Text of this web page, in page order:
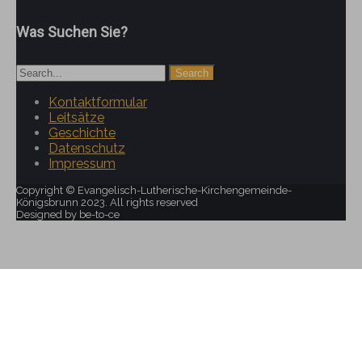
Was Suchen Sie?
Kontaktformular
Leitsätze
Geschichte
Datenschutz
Impressum
Copyright © Evangelisch-Lutherische-Kirchengemeinde-
Königsbrunn 2023. All rights reserved
Designed by be-to-ce